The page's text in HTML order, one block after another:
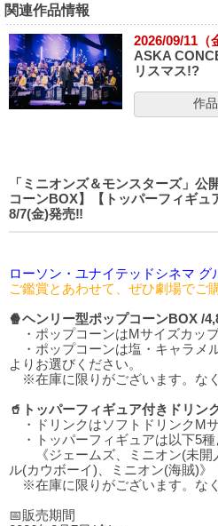
関連作品情報
2026/09/11（
ASKA
リスマス!?
作
「ミニオンズ＆モンスターズ」公
コーンBOX】【トッパーフィギュ
8/7(金)発売‼️
ローソン・ユナイテッドシネマ グ
ご鑑賞とあわせて、ぜひ劇場でご
🍿ヘンリー型ポップコーンBOX /
・ポップコーンはMサイズカッ
・ポップコーンは塩・キャラメ
よりお選びください。
※在庫に限りがございます。な
🥤トッパーフィギュア付きドリン
・ドリンクはソフトドリンクM
・トッパーフィギュアは以下5種
《ジェームズ、ミニオン(未開
ル(カウボーイ)、ミニオン(海賊)》
※在庫に限りがございます。な
📅販売期間